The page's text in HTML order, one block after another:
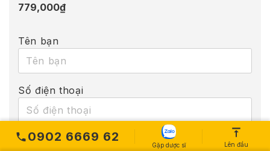
779,000₫
Tên bạn
Số điện thoại
Email
0902 6669 62
Gặp dược sĩ Lên đầu